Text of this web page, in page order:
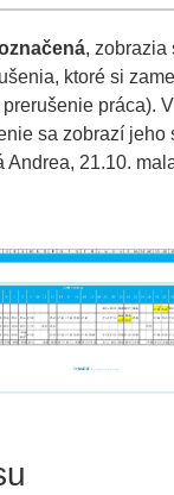
, zobrazia
ktoré si
práca).
sa zobrazí jeho
Andrea, 21.10.